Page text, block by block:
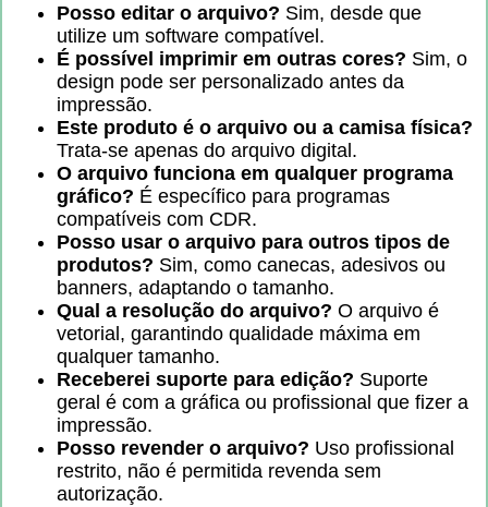
Posso editar o arquivo? Sim, desde que
utilize um software compatível.
É possível imprimir em outras cores? Sim, o
design pode ser personalizado antes da
impressão.
Este produto é o arquivo ou a camisa física?
Trata-se apenas do arquivo digital.
O arquivo funciona em qualquer programa
gráfico? É específico para programas
compatíveis com CDR.
Posso usar o arquivo para outros tipos de
produtos? Sim, como canecas, adesivos ou
banners, adaptando o tamanho.
Qual a resolução do arquivo? O arquivo é
vetorial, garantindo qualidade máxima em
qualquer tamanho.
Receberei suporte para edição? Suporte
geral é com a gráfica ou profissional que fizer a
impressão.
Posso revender o arquivo? Uso profissional
restrito, não é permitida revenda sem
autorização.